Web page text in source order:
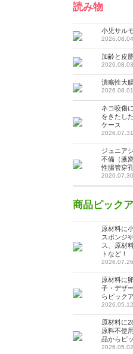
読み物
小児サル
2026.08.04
加齢と皮
2026.08.03
潰瘍性大
2026.08.01
ネコ咬傷
をきたし
ケース
2026.07.31
ジュニア
不備（腋
性腸管穿
2026.07.30
商品ピック
原材料に
スポンジ
ス、原材
トなど！
2026.07.26
原材料に
子・デザ
らピック
2026.05.12
原材料に
原料不使
品からピ
2026.05.02